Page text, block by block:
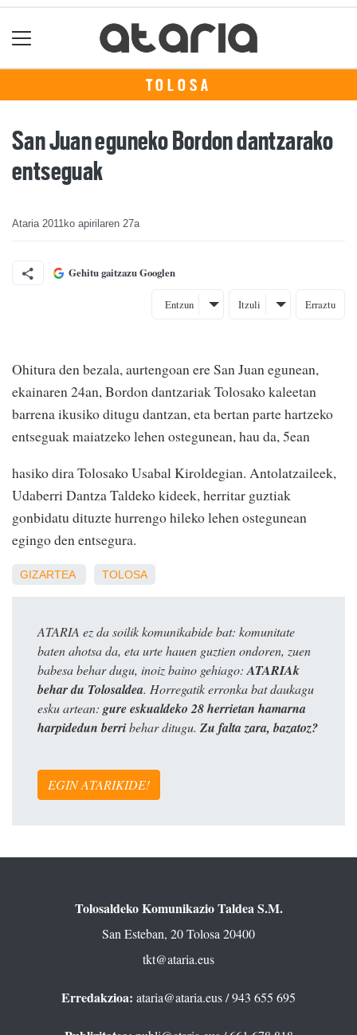
TOLOSA
San Juan eguneko Bordon dantzarako
entseguak
Ataria 2011ko apirilaren 27a
Gehitu gaitzazu Googlen
Entzun Itzuli Erraztu
Ohitura den bezala, aurtengoan ere San Juan egunean,
ekainaren 24an, Bordon dantzariak Tolosako kaleetan
barrena ikusiko ditugu dantzan, eta bertan parte hartzeko
entseguak maiatzeko lehen ostegunean, hau da, 5ean
hasiko dira Tolosako Usabal Kiroldegian. Antolatzaileek,
Udaberri Dantza Taldeko kideek, herritar guztiak
gonbidatu dituzte hurrengo hileko lehen ostegunean
egingo den entsegura.
GIZARTEA TOLOSA
ATARIA ez da soilik komunikabide bat: komunitate
baten ahotsa da, eta urte hauen guztien ondoren, zuen
babesa behar dugu, inoiz baino gehiago: ATARIAk
behar du Tolosaldea. Horregatik erronka bat daukagu
esku artean: gure eskualdeko 28 herrietan hamarna
harpidedun berribehar ditugu. Zu falta zara, bazatoz?
EGIN ATARIKIDE!
Tolosaldeko Komunikazio Taldea S.M.
San Esteban, 20 Tolosa 20400
tkt@ataria.eus
Erredakzioa: ataria@ataria.eus/ 943 655 695